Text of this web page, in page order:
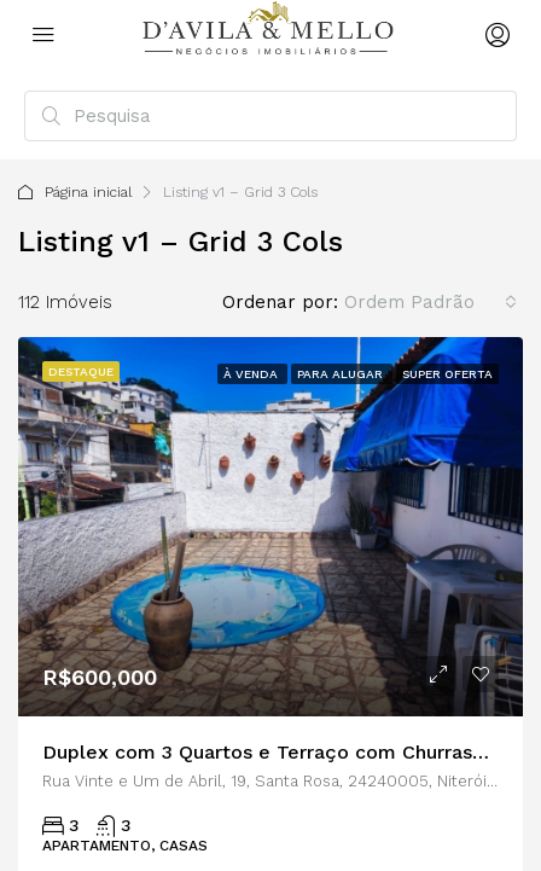
Página inicial Listing v1 – Grid 3 Cols
Listing v1 – Grid 3 Cols
112 Imóveis Ordenar por: Ordem Padrão
DESTAQUE À VENDA PARA ALUGAR SUPER OFERTA
R$600,000
Duplex com 3 Quartos e Terraço com Churrasqueira – Localização Privilegiada
3 3
APARTAMENTO, CASAS